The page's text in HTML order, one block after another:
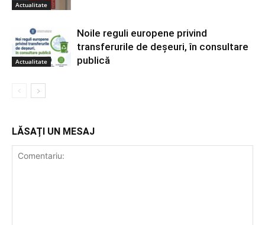
Actualitate
Actualitate
Noile reguli europene privind
transferurile de deșeuri, în consultare
publică
LĂSAȚI UN MESAJ